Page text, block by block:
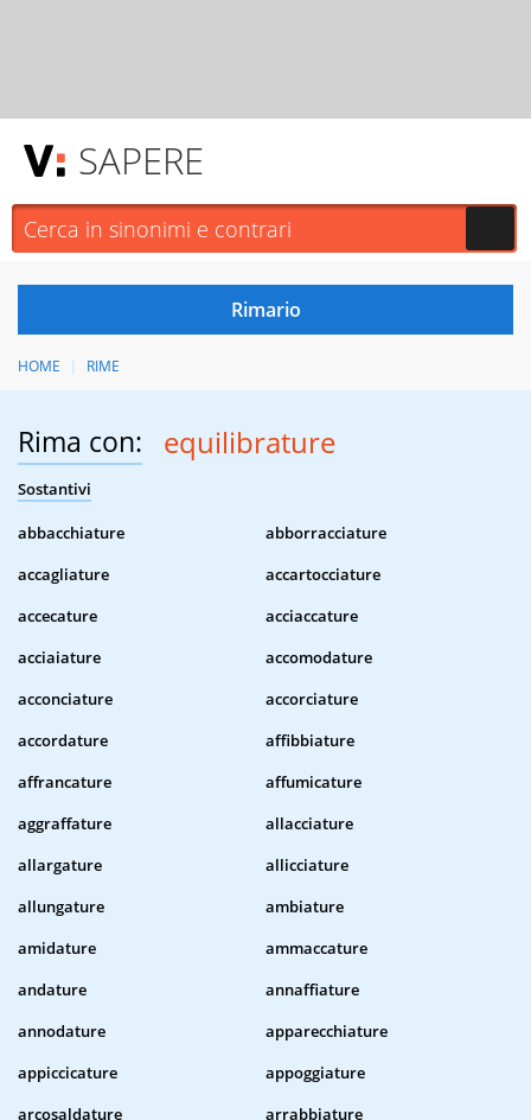
SAPERE
HOME RIME
Rima con: equilibrature
Sostantivi
abbacchiature
abborracciature
accagliature
accartocciature
accecature
acciaccature
acciaiature
accomodature
acconciature
accorciature
accordature
affibbiature
affrancature
affumicature
aggraffature
allacciature
allargature
allicciature
allungature
ambiature
amidature
ammaccature
andature
annaffiature
annodature
apparecchiature
appiccicature
appoggiature
arcosaldature
arrabbiature